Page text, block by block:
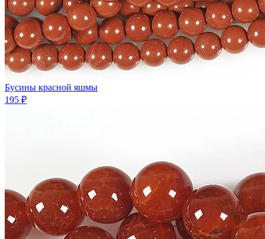
Бусины красной яшмы
195 ₽